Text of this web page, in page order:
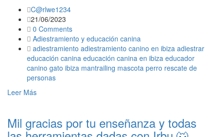
C@rlwe1234
21/06/2023
0 Comments
Adiestramiento y educación canina
adiestramiento adiestramiento canino en ibiza adiestrar
educación canina educación canina en ibiza educador
canino gato ibiza mantrailing mascota perro rescate de
personas
Leer Más
Mil gracias por tu enseñanza y todas